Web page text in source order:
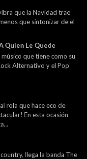
que la Navidad trae
que sintonizar de el
Quien Le Quede
que tiene como su
Alternativo y el Pop
rola que hace eco de
En esta ocasión
llega la banda The